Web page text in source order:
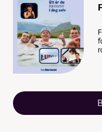
Summen
Når du takker ja til
summen betaler
skoleåret.
skolen.